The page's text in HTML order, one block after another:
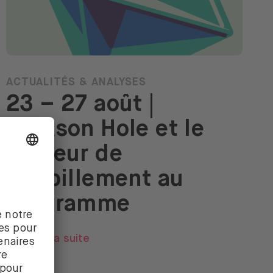
ACTUALITÉS & ANALYSES
23 – 27 août |
Jackson Hole et le
secteur de
l’habillement au
programme
Lire la suite